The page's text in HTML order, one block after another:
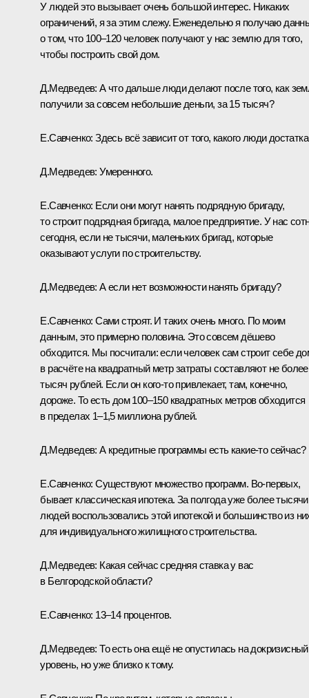
У людей это вызывает очень большой интерес. Никаких
ограничений, я за этим слежу. Еженедельно я получаю
о том, что 100–120 человек получают у нас землю для того,
чтобы построить свой дом.
Д.Медведев: А что дальше люди делают после того, как
получили за совсем небольшие деньги, за 15 тысяч?
Е.Савченко: Здесь всё зависит от того, какого люди
Д.Медведев: Умеренного.
Е.Савченко: Если они могут нанять подрядную бригаду,
то строит подрядная бригада, малое предприятие. У нас
сегодня, если не тысячи, маленьких бригад, которые
оказывают услуги по строительству.
Д.Медведев: А если нет возможности нанять бригаду?
Е.Савченко: Сами строят. И таких очень много. По моим
данным, это примерно половина. Это совсем дёшево
обходится. Мы посчитали: если человек сам строит себе
в расчёте на квадратный метр затраты составляют не
тысяч рублей. Если он кого‑то привлекает, там, конечно,
дороже. То есть дом 100–150 квадратных метров обходится
в пределах 1–1,5 миллиона рублей.
Д.Медведев: А кредитные программы есть какие‑то сейчас?
Е.Савченко: Существуют множество программ. Во‑первых,
бывает классическая ипотека. За полгода уже более тысячи
людей воспользовались этой ипотекой и большинство из
для индивидуального жилищного строительства.
Д.Медведев: Какая сейчас средняя ставка у вас
в Белгородской области?
Е.Савченко: 13–14 процентов.
Д.Медведев: То есть она ещё не опустилась на докризисный
уровень, но уже близко к тому.